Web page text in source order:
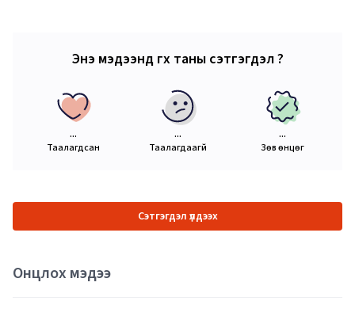
Энэ мэдээнд өгөх таны сэтгэгдэл ?
...
Таалагдсан
...
Таалагдаагүй
...
Зөв өнцөг
Сэтгэгдэл үлдээх
Онцлох мэдээ